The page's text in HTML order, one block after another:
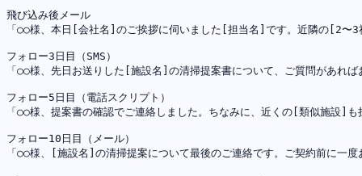
飛び込み後メール
「○○様、本日[会社名]のご挨拶に伺いました[担当名]です。近隣の[2〜3
フォロー3日目（SMS）
「○○様、先日お送りした[施設名]の清掃提案書について、ご質問があれ
フォロー5日目（電話スクリプト）
「○○様、提案書の確認でご連絡しました。ちなみに、近くの[類似施設]
フォロー10日目（メール）
「○○様、[施設名]の清掃提案について最後のご連絡です。ご契約前に一